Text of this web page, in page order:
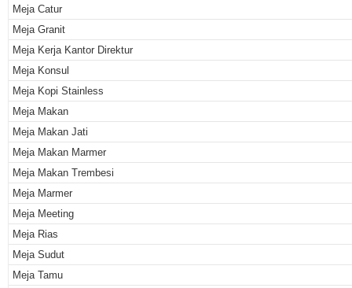
Meja Catur
Meja Granit
Meja Kerja Kantor Direktur
Meja Konsul
Meja Kopi Stainless
Meja Makan
Meja Makan Jati
Meja Makan Marmer
Meja Makan Trembesi
Meja Marmer
Meja Meeting
Meja Rias
Meja Sudut
Meja Tamu